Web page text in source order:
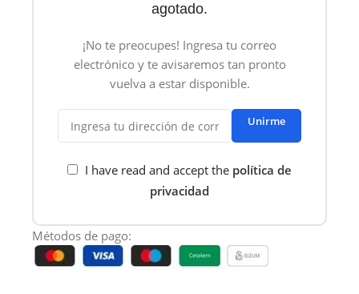
agotado.
¡No te preocupes! Ingresa tu correo
electrónico y te avisaremos tan pronto
vuelva a estar disponible.
Unirme
I have read and accept the política de
privacidad
Métodos de pago: